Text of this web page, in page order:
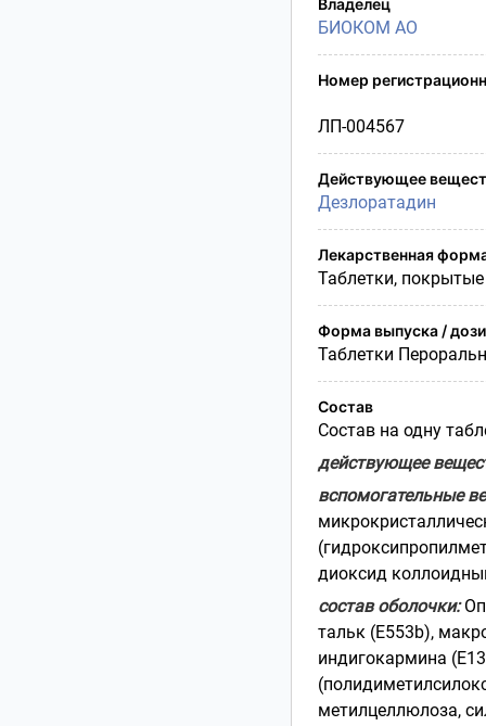
БИОКОМ АО
Номер
ЛП-004567
Действующее
Дезлоратадин
Лекарственная
Таблетки,
Форма выпуска /
Таблетки
Состав
Состав на одну
действующее
вспомогательные
диоксид
состав оболочки:
тальк (E553b),
индигокармина (Е13
метилцеллюлоза,